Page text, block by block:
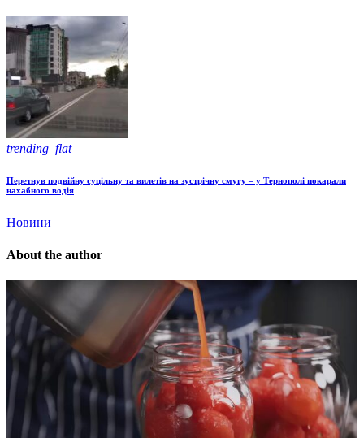
trending_flat
Перетнув подвійну суцільну та вилетів на зустрічну смугу – у Тернополі покарали
нахабного водія
Новини
About the author